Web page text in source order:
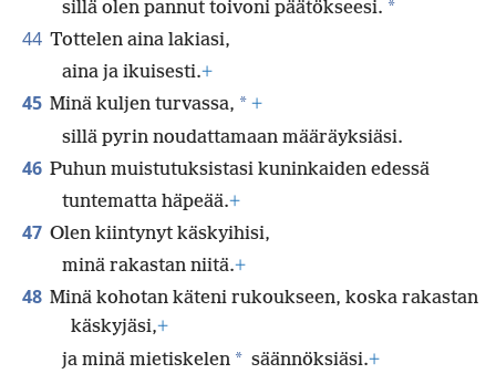
sillä olen pannut toivoni päätökseesi. *
44 Tottelen aina lakiasi,
aina ja ikuisesti.+
45 Minä kuljen turvassa, * +
sillä pyrin noudattamaan määräyksiäsi.
46 Puhun muistutuksistasi kuninkaiden edessä
tuntematta häpeää.+
47 Olen kiintynyt käskyihisi,
minä rakastan niitä.+
48 Minä kohotan käteni rukoukseen, koska rakastan
käskyjäsi,+
ja minä mietiskelen * säännöksiäsi.+